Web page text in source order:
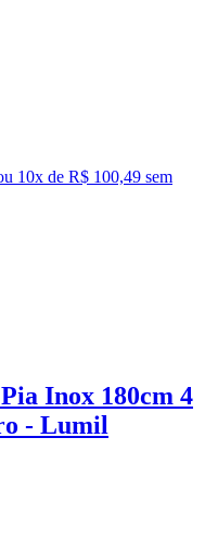
10x de R$ 100,49 sem
Inox 180cm 4
- Lumil